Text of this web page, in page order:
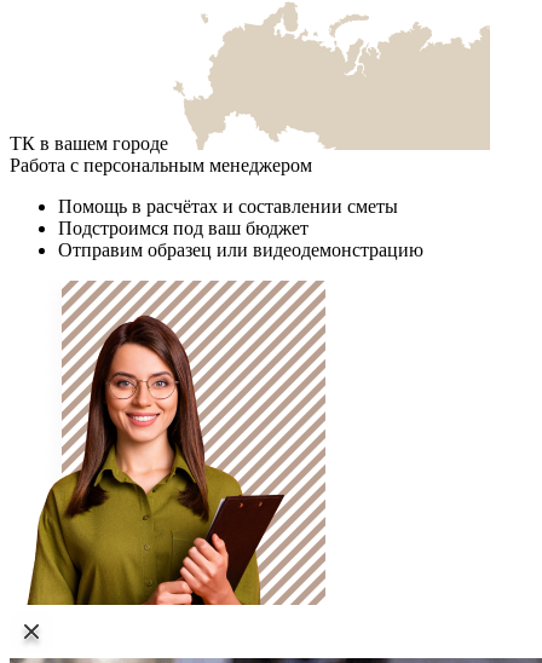
ТК в вашем городе
Работа с персональным менеджером
Помощь в расчётах и составлении сметы
Подстроимся под ваш бюджет
Отправим образец или видеодемонстрацию